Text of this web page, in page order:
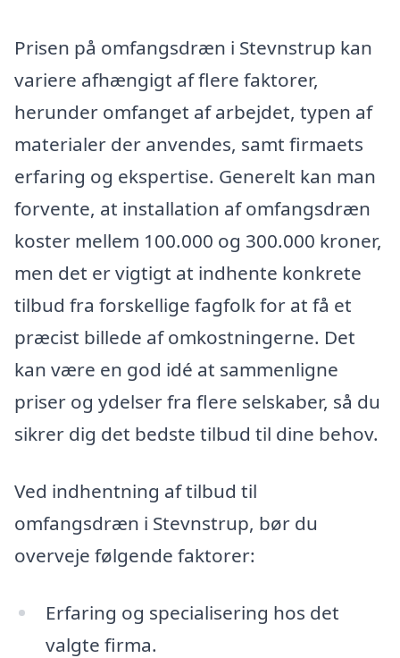
Prisen på omfangsdræn i Stevnstrup kan
variere afhængigt af flere faktorer,
herunder omfanget af arbejdet, typen af
materialer der anvendes, samt firmaets
erfaring og ekspertise. Generelt kan man
forvente, at installation af omfangsdræn
koster mellem 100.000 og 300.000 kroner,
men det er vigtigt at indhente konkrete
tilbud fra forskellige fagfolk for at få et
præcist billede af omkostningerne. Det
kan være en god idé at sammenligne
priser og ydelser fra flere selskaber, så du
sikrer dig det bedste tilbud til dine behov.
Ved indhentning af tilbud til
omfangsdræn i Stevnstrup, bør du
overveje følgende faktorer:
Erfaring og specialisering hos det
valgte firma.